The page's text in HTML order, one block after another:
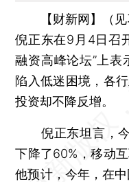
【财新网】（
倪正东在9月4日召
融资高峰论坛”上表
陷入低迷困境，各
投资却不降反增。
倪正东坦言，今
下降了60%，移动
他预计，今年，在